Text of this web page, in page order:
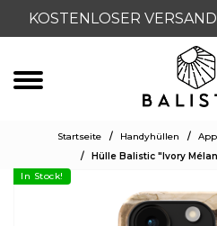
KOSTENLOSER
Startseite / Handyhüllen /
/
Hülle Balistic "Ivory
In Stock!